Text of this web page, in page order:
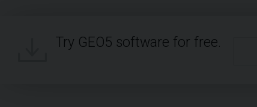
Try GEO5 software for free.